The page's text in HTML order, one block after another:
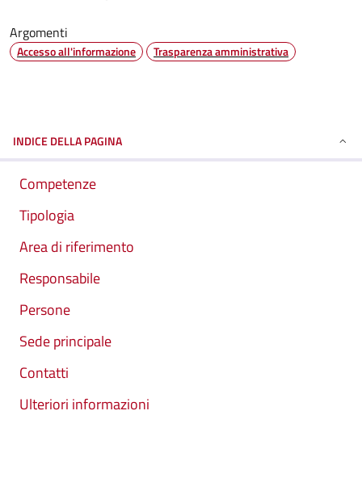
Argomenti
Accesso all'informazione Trasparenza amministrativa
INDICE DELLA PAGINA
Competenze
Tipologia
Area di riferimento
Responsabile
Persone
Sede principale
Contatti
Ulteriori informazioni